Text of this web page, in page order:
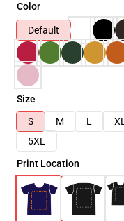
Color
Default
Size
S
M L XL
5XL
Print Location